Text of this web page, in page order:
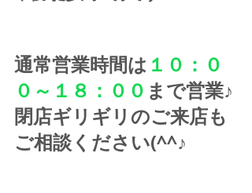
通常営業時間は １０：０
０～１８：００ まで営業♪
閉店ギリギリのご来店も
ご相談ください(^^♪